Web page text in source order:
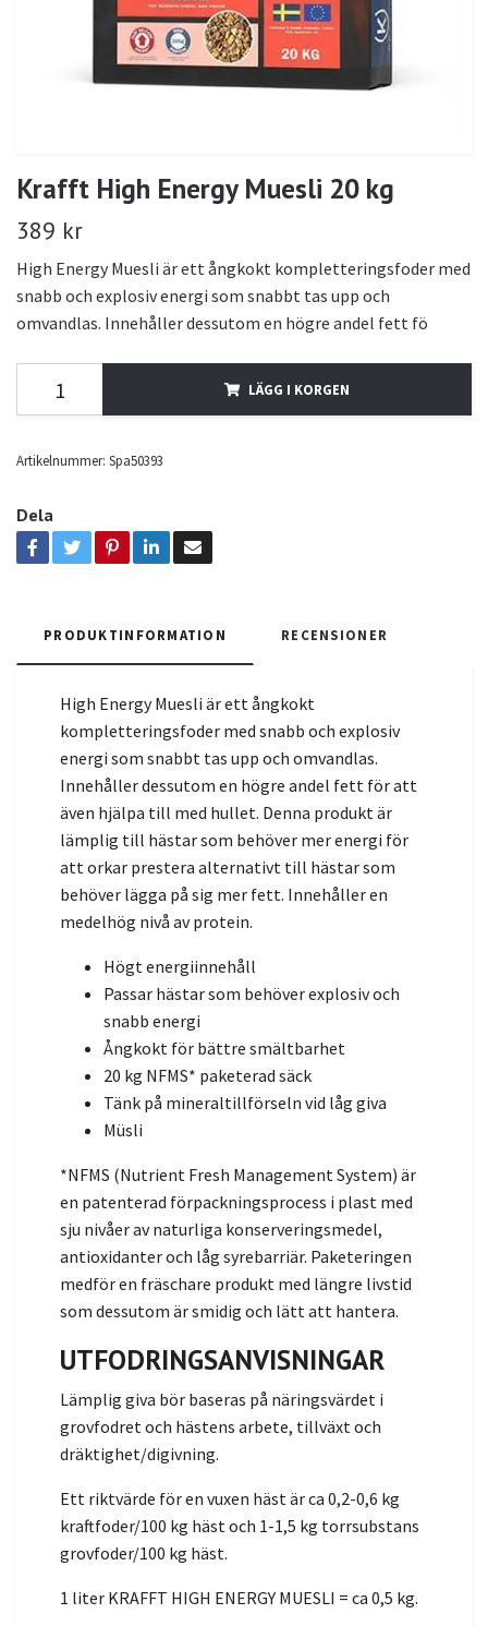
Krafft High Energy Muesli 20 kg
389 kr
High Energy Muesli är ett ångkokt kompletteringsfoder med
snabb och explosiv energi som snabbt tas upp och
omvandlas. Innehåller dessutom en högre andel fett fö
LÄGG I KORGEN
Artikelnummer: Spa50393
Dela
PRODUKTINFORMATION RECENSIONER
High Energy Muesli är ett ångkokt
kompletteringsfoder med snabb och explosiv
energi som snabbt tas upp och omvandlas.
Innehåller dessutom en högre andel fett för att
även hjälpa till med hullet. Denna produkt är
lämplig till hästar som behöver mer energi för
att orkar prestera alternativt till hästar som
behöver lägga på sig mer fett. Innehåller en
medelhög nivå av protein.
Högt energiinnehåll
Passar hästar som behöver explosiv och
snabb energi
Ångkokt för bättre smältbarhet
20 kg NFMS* paketerad säck
Tänk på mineraltillförseln vid låg giva
Müsli
*NFMS (Nutrient Fresh Management System) är
en patenterad förpackningsprocess i plast med
sju nivåer av naturliga konserveringsmedel,
antioxidanter och låg syrebarriär. Paketeringen
medför en fräschare produkt med längre livstid
som dessutom är smidig och lätt att hantera.
UTFODRINGSANVISNINGAR
Lämplig giva bör baseras på näringsvärdet i
grovfodret och hästens arbete, tillväxt och
dräktighet/digivning.
Ett riktvärde för en vuxen häst är ca 0,2-0,6 kg
kraftfoder/100 kg häst och 1-1,5 kg torrsubstans
grovfoder/100 kg häst.
1 liter KRAFFT HIGH ENERGY MUESLI = ca 0,5 kg.